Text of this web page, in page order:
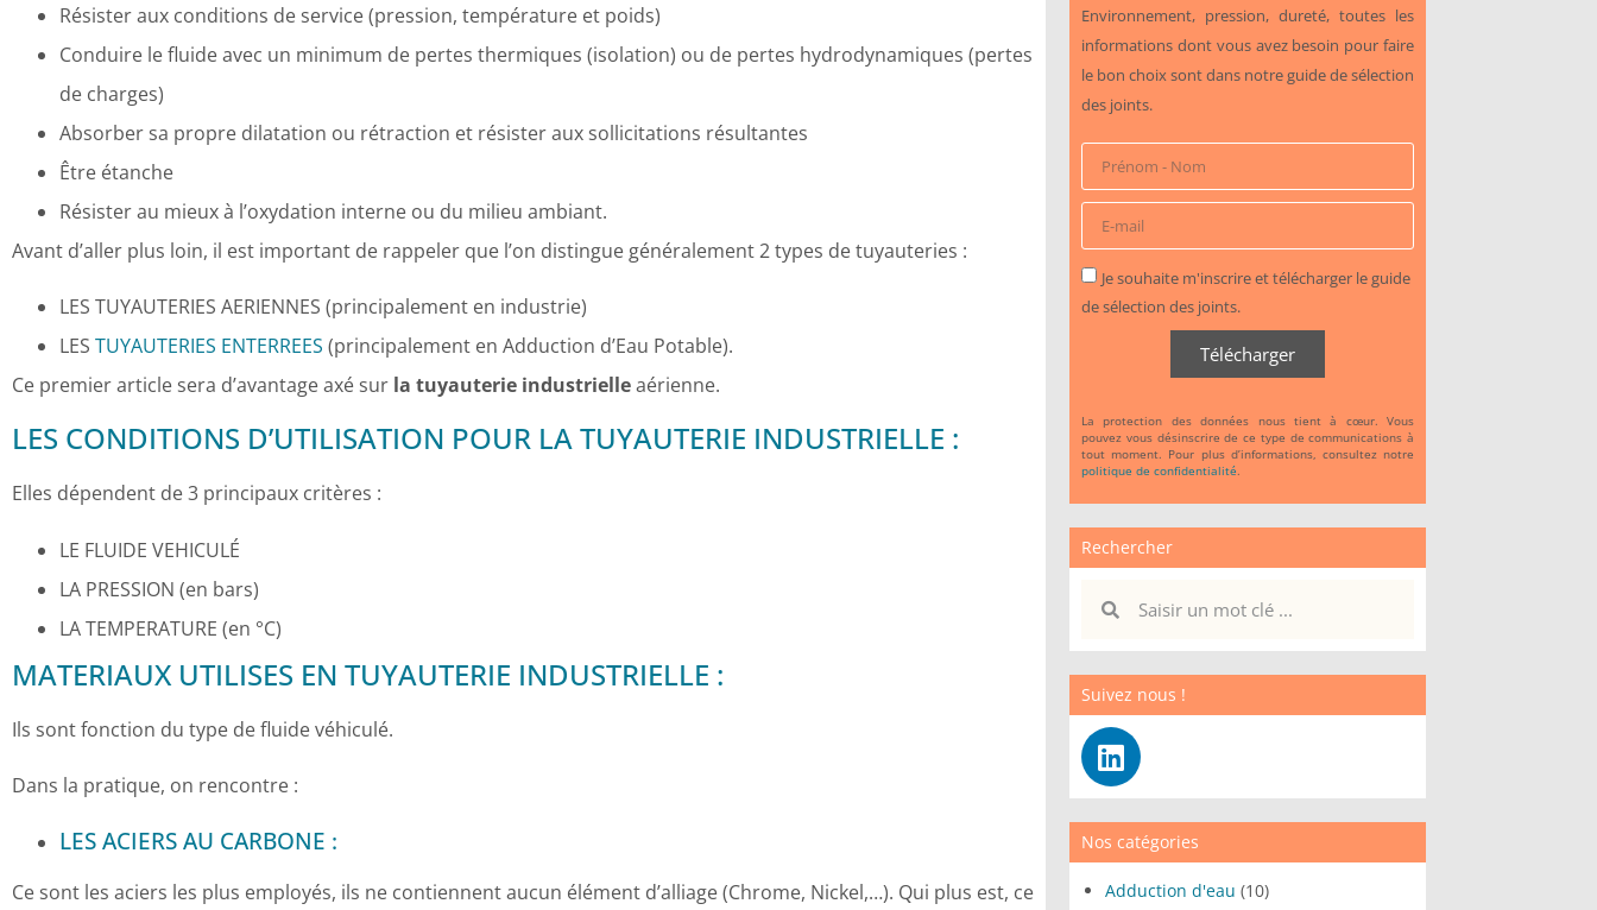
Résister aux conditions de service (pression, température et poids)
Conduire le fluide avec un minimum de pertes thermiques (isolation) ou de pertes hydrodynamiques (pertes
de charges)
Absorber sa propre dilatation ou rétraction et résister aux sollicitations résultantes
Être étanche
Résister au mieux à l’oxydation interne ou du milieu ambiant.
Avant d’aller plus loin, il est important de rappeler que l’on distingue généralement 2 types de tuyauteries :
LES TUYAUTERIES AERIENNES (principalement en industrie)
LES TUYAUTERIES ENTERREES (principalement en Adduction d’Eau Potable).
Ce premier article sera d’avantage axé sur la tuyauterie industrielleaérienne.
LES CONDITIONS D’UTILISATION POUR LA TUYAUTERIE INDUSTRIELLE :
Elles dépendent de 3 principaux critères :
LE FLUIDE VEHICULÉ
LA PRESSION (en bars)
LA TEMPERATURE (en °C)
MATERIAUX UTILISES EN TUYAUTERIE INDUSTRIELLE :
Ils sont fonction du type de fluide véhiculé.
Dans la pratique, on rencontre :
LES ACIERS AU CARBONE :
Ce sont les aciers les plus employés, ils ne contiennent aucun élément d’alliage (Chrome, Nickel,…). Qui plus est, ce
Environnement, pression, dureté, toutes les
informations dont vous avez besoin pour faire
le bon choix sont dans notre guide de sélection
des joints.
Je souhaite m'inscrire et télécharger le guide
de sélection des joints.
Télécharger
La protection des données nous tient à cœur. Vous
pouvez vous désinscrire de ce type de communications à
tout moment. Pour plus d’informations, consultez notre
politique de confidentialité.
Rechercher
Suivez nous !
Nos catégories
Adduction d'eau (10)